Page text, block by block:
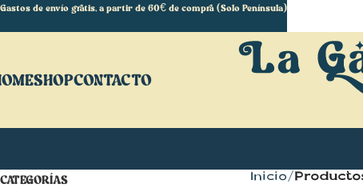
SHOPCONTACTO
CATEGORÍAS Inicio
Gastos de envío gratis, a partir de 60€ de compra (Solo Península)